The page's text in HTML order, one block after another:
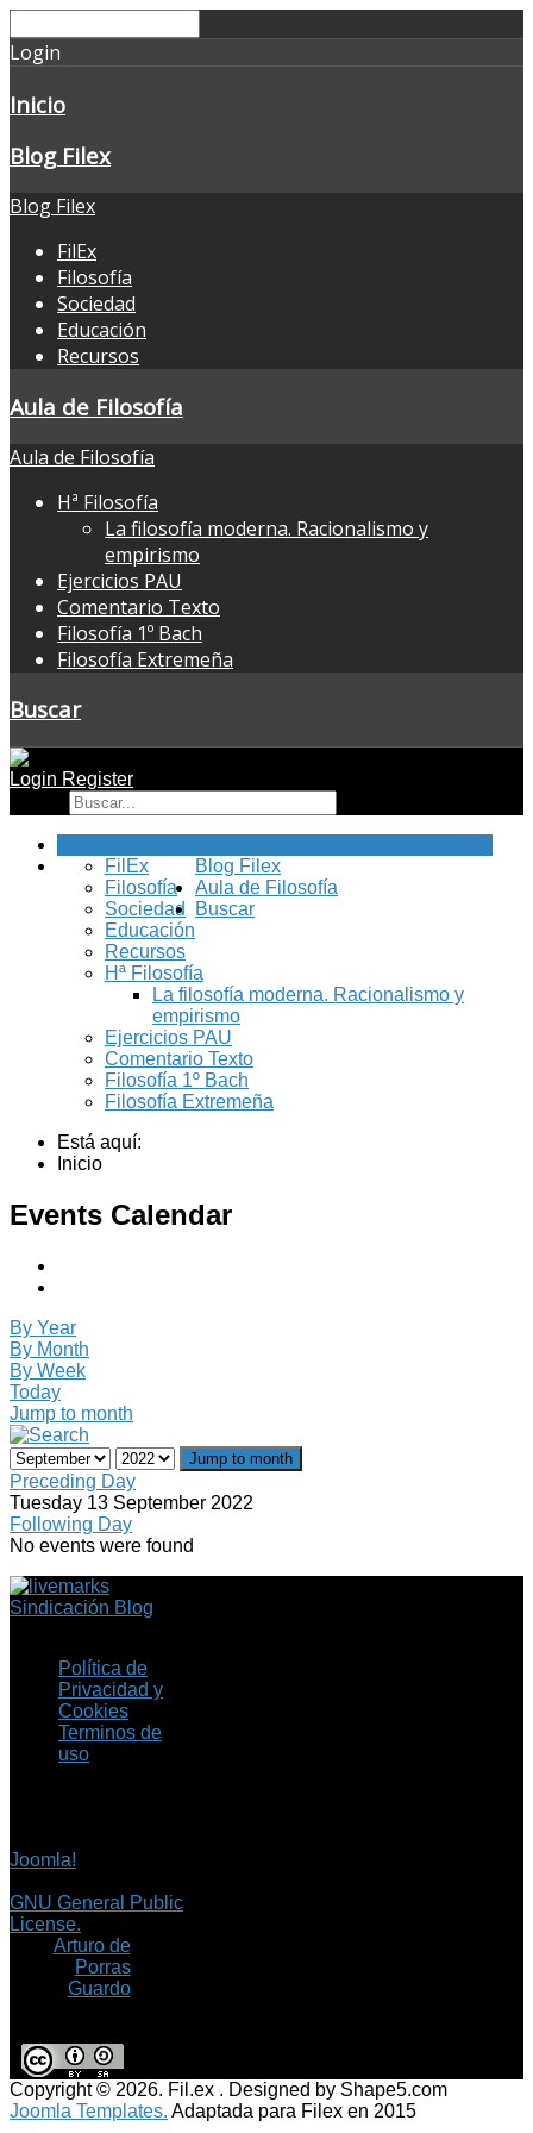
Login
Inicio
Blog Filex
Blog Filex
FilEx
Filosofía
Sociedad
Educación
Recursos
Aula de Filosofía
Aula de Filosofía
Hª Filosofía
La filosofía moderna. Racionalismo y
empirismo
Ejercicios PAU
Comentario Texto
Filosofía 1º Bach
Filosofía Extremeña
Buscar
Login Register
Blog Filex
FilEx
Filosofía
Sociedad
Educación
Recursos
Aula de Filosofía
Hª Filosofía
La filosofía moderna. Racionalismo y
empirismo
Ejercicios PAU
Comentario Texto
Filosofía 1º Bach
Filosofía Extremeña
Buscar
Está aquí:
Inicio
Events Calendar
By Year
By Month
By Week
Today
Jump to month
Jump to month
Preceding Day
Tuesday 13 September 2022
Following Day
No events were found
Sindicación Blog
Política de
Privacidad y
Cookies
Terminos de
uso
Joomla!
GNU General Public
License.
Arturo de
Porras
Guardo
Copyright © 2026. Fil.ex . Designed by Shape5.com
Joomla Templates. Adaptada para Filex en 2015